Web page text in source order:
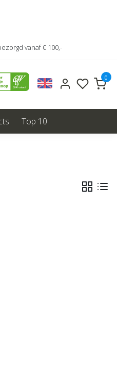
vanaf € 100,-
0
Top 10